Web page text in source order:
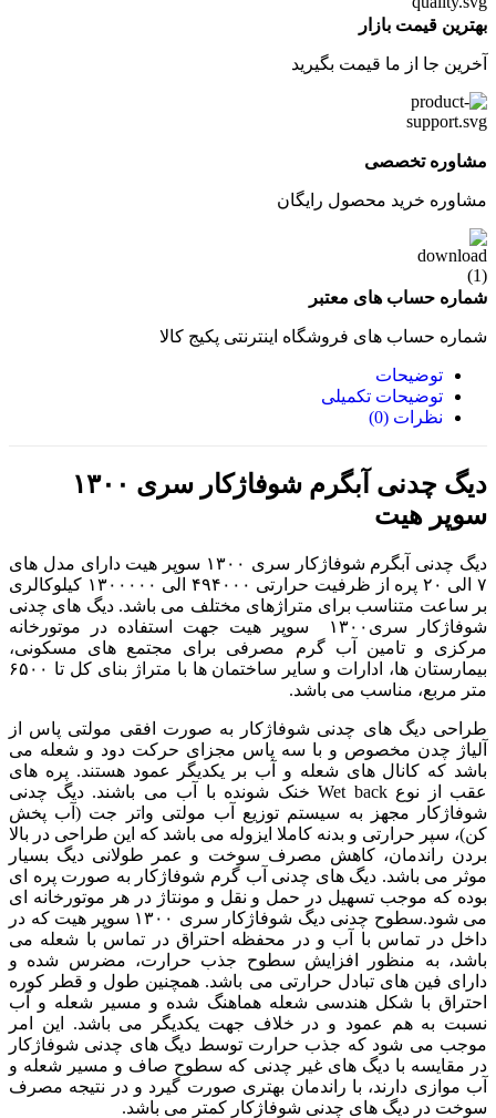
بهترین قیمت بازار
آخرین جا از ما قیمت بگیرید
مشاوره تخصصی
مشاوره خرید محصول رایگان
شماره حساب های معتبر
شماره حساب های فروشگاه اینترنتی پکیج کالا
توضیحات
توضیحات تکمیلی
نظرات (0)
دیگ چدنی آبگرم شوفاژکار سری ۱۳۰۰
سوپر هیت
دیگ چدنی آبگرم شوفاژکار سری ۱۳۰۰ سوپر هیت دارای مدل های
۷ الی ۲۰ پره از ظرفیت حرارتی ۴۹۴۰۰۰ الی ۱۳۰۰۰۰۰ کیلوکالری
بر ساعت متناسب برای متراژهای مختلف می باشد. دیگ های چدنی
شوفاژکار سری۱۳۰۰ سوپر هیت جهت استفاده در موتورخانه
مرکزی و تامین آب گرم مصرفی برای مجتمع های مسکونی،
بیمارستان ها، ادارات و سایر ساختمان ها با متراژ بنای کل تا ۶۵۰۰
متر مربع، مناسب می باشد.
طراحی دیگ های چدنی شوفاژکار به صورت افقی مولتی پاس از
آلیاژ چدن مخصوص و با سه پاس مجزای حرکت دود و شعله می
باشد که کانال های شعله و آب بر یکدیگر عمود هستند. پره های
عقب از نوع Wet back خنک شونده با آب می باشند. دیگ چدنی
شوفاژکار مجهز به سیستم توزیع آب مولتی واتر جت (آب پخش
کن)، سپر حرارتی و بدنه کاملا ایزوله می باشد که این طراحی در بالا
بردن راندمان، کاهش مصرف سوخت و عمر طولانی دیگ بسیار
موثر می باشد. دیگ های چدنی آب گرم شوفاژکار به صورت پره ای
بوده که موجب تسهیل در حمل و نقل و مونتاژ در هر موتورخانه ای
می شود.سطوح چدنی دیگ شوفاژکار سری ۱۳۰۰ سوپر هیت که در
داخل در تماس با آب و در محفظه احتراق در تماس با شعله می
باشد، به منظور افزایش سطوح جذب حرارت، مضرس شده و
دارای فین های تبادل حرارتی می باشد. همچنین طول و قطر کوره
احتراق با شکل هندسی شعله هماهنگ شده و مسیر شعله و آب
نسبت به هم عمود و در خلاف جهت یکدیگر می باشد. این امر
موجب می شود که جذب حرارت توسط دیگ های چدنی شوفاژکار
در مقایسه با دیگ های غیر چدنی که سطوح صاف و مسیر شعله و
آب موازی دارند، با راندمان بهتری صورت گیرد و در نتیجه مصرف
سوخت در دیگ های چدنی شوفاژکار کمتر می باشد.